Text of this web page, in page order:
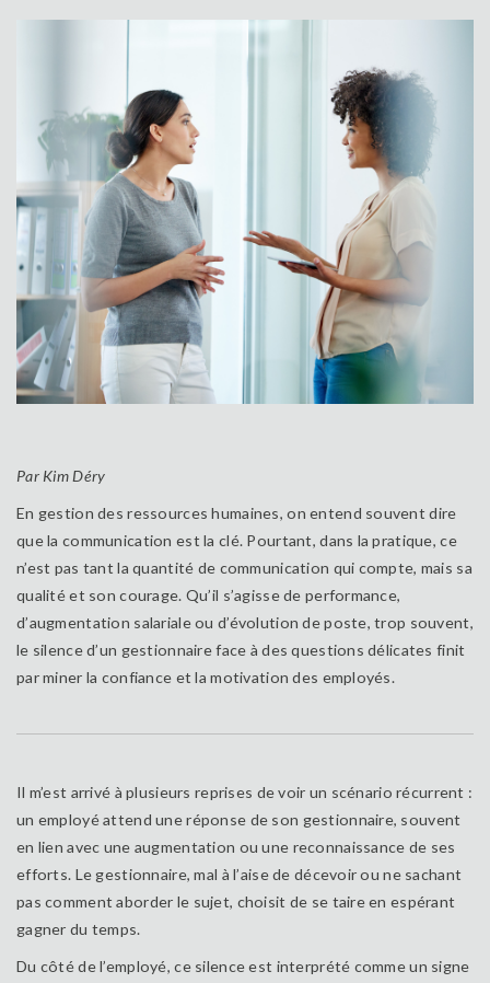
Par Kim Déry
En gestion des ressources humaines, on entend souvent dire
que la communication est la clé. Pourtant, dans la pratique, ce
n’est pas tant la quantité de communication qui compte, mais sa
qualité et son courage. Qu’il s’agisse de performance,
d’augmentation salariale ou d’évolution de poste, trop souvent,
le silence d’un gestionnaire face à des questions délicates finit
par miner la confiance et la motivation des employés.
Il m’est arrivé à plusieurs reprises de voir un scénario récurrent :
un employé attend une réponse de son gestionnaire, souvent
en lien avec une augmentation ou une reconnaissance de ses
efforts. Le gestionnaire, mal à l’aise de décevoir ou ne sachant
pas comment aborder le sujet, choisit de se taire en espérant
gagner du temps.
Du côté de l’employé, ce silence est interprété comme un signe